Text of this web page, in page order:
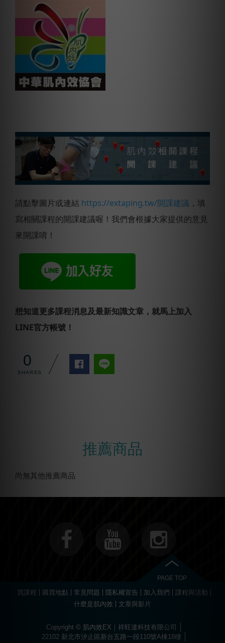
請點擊圖片或連結 https://extaping.tw/開課建議 ，填
寫相關課程的開課建議喔！我們會根據大家提供的意見
來開課唷！
想知道更多課程消息及最新知識文章，就馬上加入
LINE官方帳號！
0
推薦商品
尚無其他推薦商品
PAGE TOP
買課程 購買地點 常見問題 隱私權宣告 加入我們
課程與活動
什麼是肌內效
文章與影片
Copyright © 肌內效EX｜祥旺達科技有限公司
22102 新北市汐止區新台五路一段110號A棟18樓